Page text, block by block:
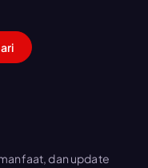
dan update